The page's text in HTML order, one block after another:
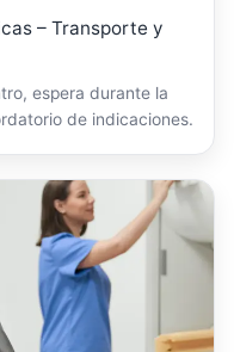
– Transporte y
espera durante la
de indicaciones.